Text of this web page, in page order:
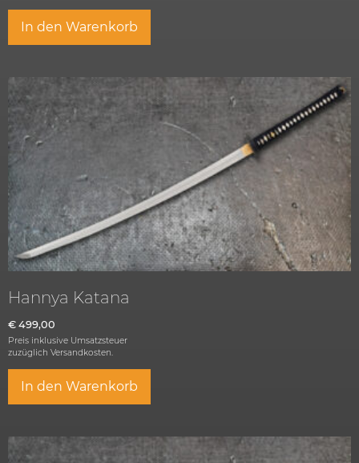
In den Warenkorb
Hannya Katana
€ 499,00
Preis inklusive Umsatzsteuer
zuzüglich Versandkosten.
In den Warenkorb